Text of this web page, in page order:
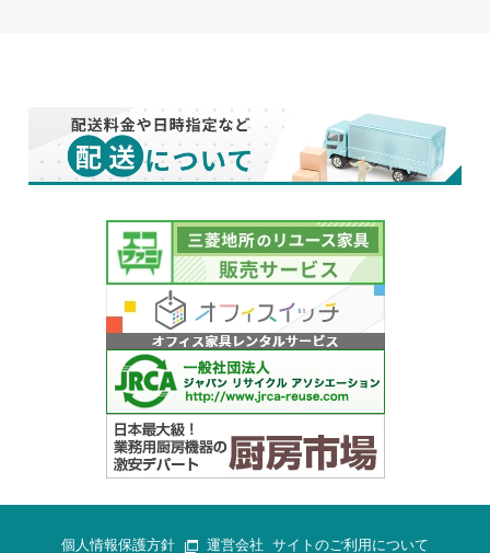
個人情報保護方針 運営会社 サイトのご利用について